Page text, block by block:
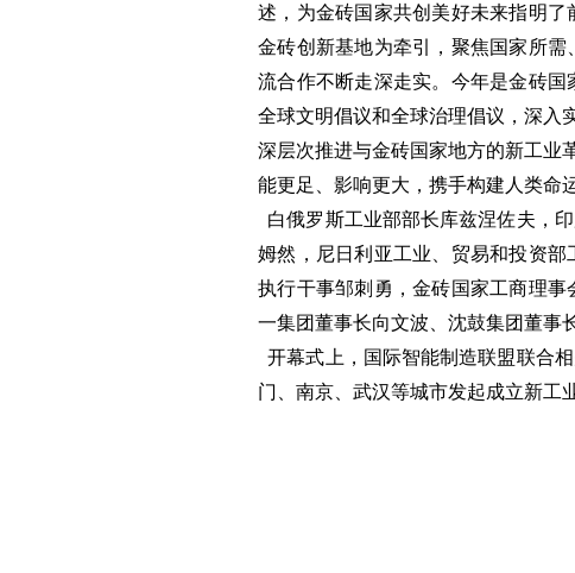
述，为金砖国家共创美好未来指明
金砖创新基地为牵引，聚焦国家所
流合作不断走深走实。今年是金砖国
全球文明倡议和全球治理倡议，深入
深层次推进与金砖国家地方的新工业
能更足、影响更大，携手构建人类命
白俄罗斯工业部部长库兹涅佐夫，
姆然，尼日利亚工业、贸易和投资
执行干事邹刺勇，金砖国家工商理
一集团董事长向文波、沈鼓集团董事
开幕式上，国际智能制造联盟联合
门、南京、武汉等城市发起成立新工